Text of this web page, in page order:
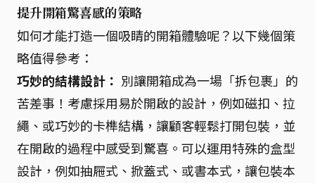
提升開箱驚喜感的策略
如何才能打造一個吸睛的開箱體驗呢？以下幾個策
略值得參考：
巧妙的結構設計： 別讓開箱成為一場「拆包裹」的
苦差事！考慮採用易於開啟的設計，例如磁扣、拉
繩、或巧妙的卡榫結構，讓顧客輕鬆打開包裝，並
在開啟的過程中感受到驚喜。可以運用特殊的盒型
設計，例如抽屜式、掀蓋式、或書本式，讓包裝本